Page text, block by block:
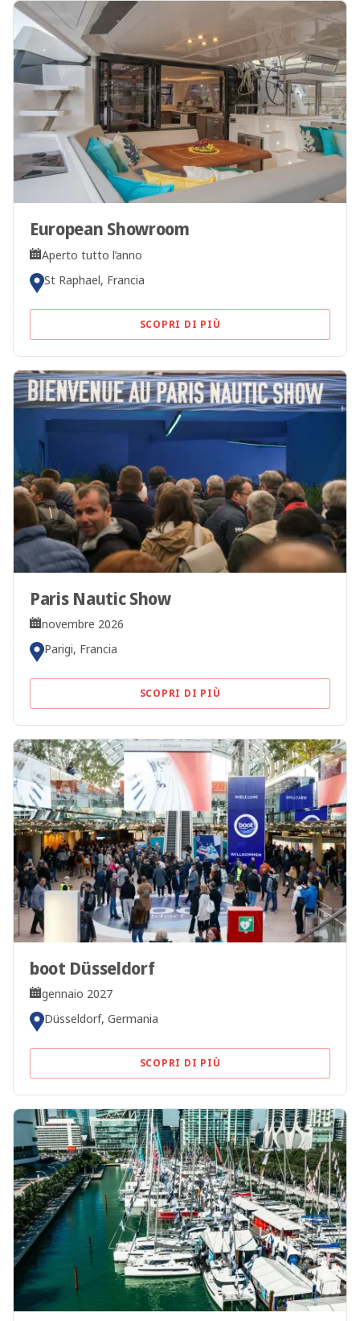
European Showroom
Aperto tutto l’anno
St Raphael, Francia
SCOPRI DI PIÙ
Paris Nautic Show
novembre 2026
Parigi, Francia
SCOPRI DI PIÙ
boot Düsseldorf
gennaio 2027
Düsseldorf, Germania
SCOPRI DI PIÙ